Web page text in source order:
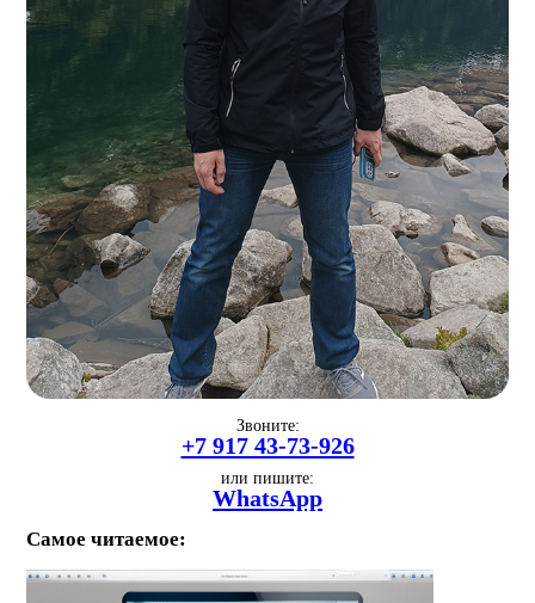
Звоните:
+7 917 43-73-926
или пишите:
WhatsApp
Самое читаемое: